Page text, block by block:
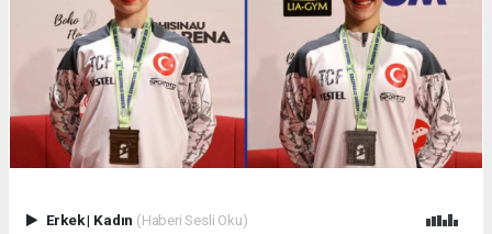
Erkek| Kadın (Haberi Sesli Oku)